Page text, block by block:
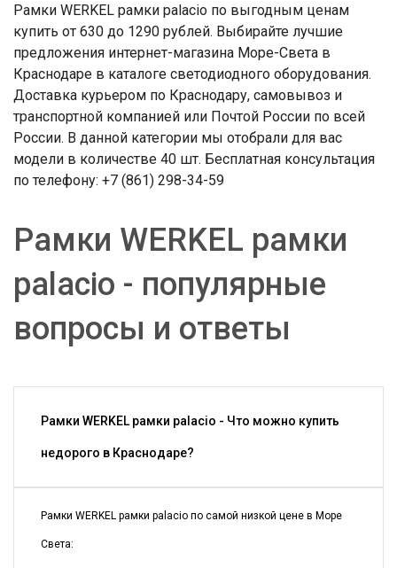
Рамки WERKEL рамки palacio по выгодным ценам
купить от 630 до 1290 рублей. Выбирайте лучшие
предложения интернет-магазина Море-Света в
Краснодаре в каталоге светодиодного оборудования.
Доставка курьером по Краснодару, самовывоз и
транспортной компанией или Почтой России по всей
России. В данной категории мы отобрали для вас
модели в количестве 40 шт. Бесплатная консультация
по телефону: +7 (861) 298-34-59
Рамки WERKEL рамки
palacio - популярные
вопросы и ответы
Рамки WERKEL рамки palacio - Что можно купить
недорого в Краснодаре?
Рамки WERKEL рамки palacio по самой низкой цене в Море
Света: